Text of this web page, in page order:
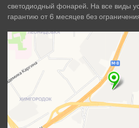
светодиодный фонарей. На все виды
гарантию от 6 месяцев без